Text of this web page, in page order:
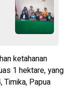
ketahanan
1 hektare, yang
Timika, Papua